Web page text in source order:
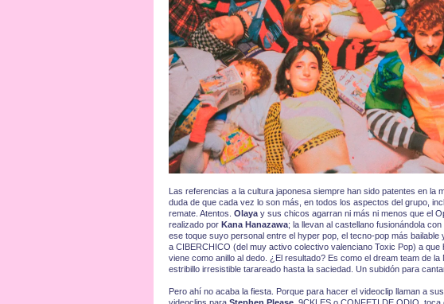
Las referencias a la cultura japonesa siempre han sido patentes en la
duda de que cada vez lo son más, en todos los aspectos del grupo,
remate. Atentos. Olayay sus chicos agarran ni más ni menos que el
realizado por Kana Hanazawa; la llevan al castellano fusionándola
ese toque suyo personal entre el hyper pop, el tecno-pop más
a CIBERCHICO (del muy activo colectivo valenciano Toxic Pop) a
viene como anillo al dedo. ¿El resultado? Es como el dream team de
estribillo irresistible tarareado hasta la saciedad. Un subidón para
Pero ahí no acaba la fiesta. Porque para hacer el videoclip llaman a